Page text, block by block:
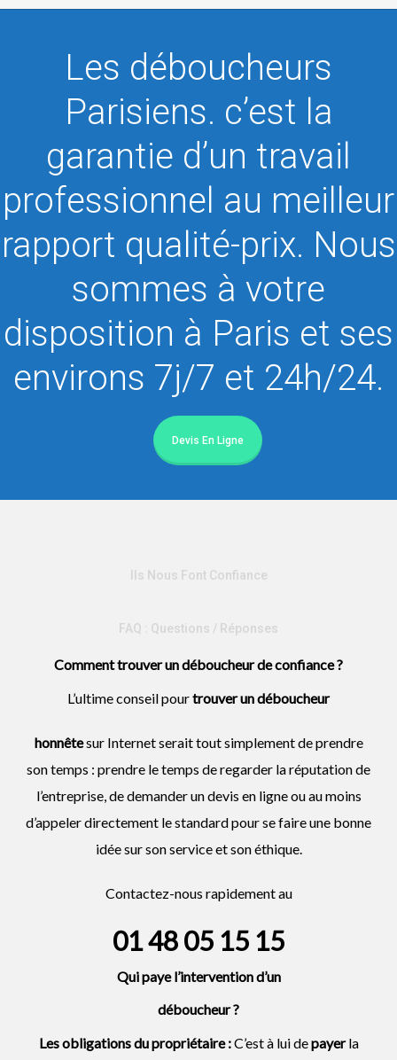
Les déboucheurs
Parisiens. c’est la
garantie d’un travail
professionnel au meilleur
rapport qualité-prix. Nous
sommes à votre
disposition à Paris et ses
environs 7j/7 et 24h/24.
Devis En Ligne
Ils Nous Font Confiance
FAQ : Questions / Réponses
Comment trouver un déboucheur de confiance ?
L’ultime conseil pourtrouver undéboucheur
honnêtesur Internet serait tout simplement de prendre
son temps : prendre le temps de regarder la réputation de
l’entreprise, de demander un devis en ligne ou au moins
d’appeler directement le standard pour se faire une bonne
idée sur son service et son éthique.
Contactez-nous rapidement au
01 48 05 15 15
Qui paye l’intervention d’un
déboucheur?
Les obligations du propriétaire :C’est à lui depayerla